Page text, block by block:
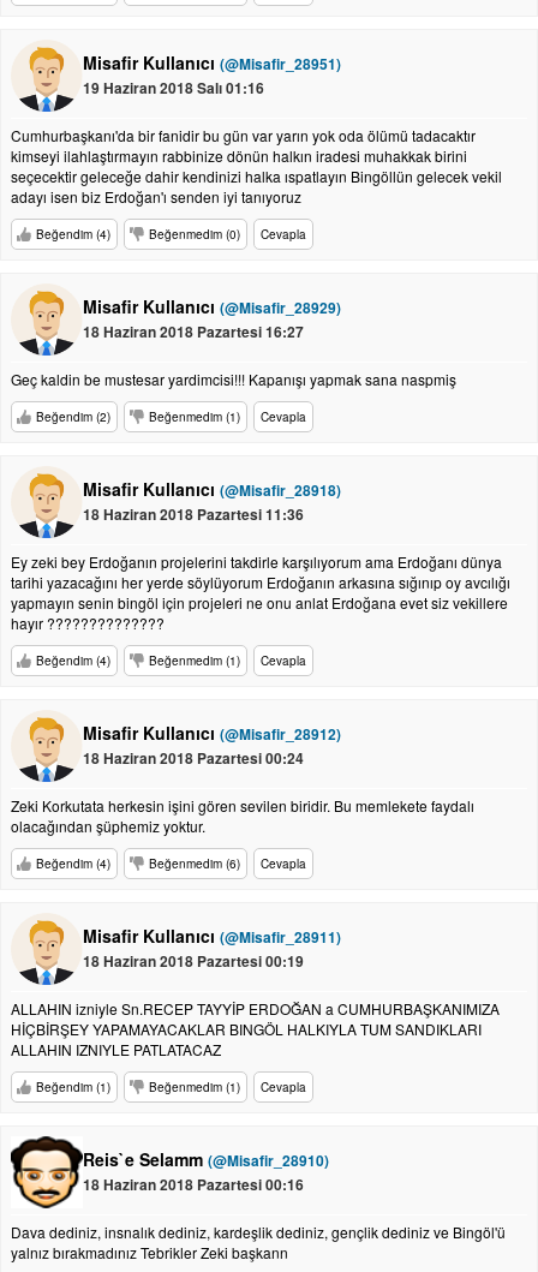
Misafir Kullanıcı (@Misafir_28951)
19 Haziran 2018 Salı 01:16
Cumhurbaşkanı'da bir fanidir bu gün var yarın yok oda ölümü tadacaktır
kimseyi ilahlaştırmayın rabbinize dönün halkın iradesi muhakkak birini
seçecektir geleceğe dahir kendinizi halka ıspatlayın Bingöllün gelecek vekil
adayı isen biz Erdoğan'ı senden iyi tanıyoruz
Beğendim (4) Beğenmedim (0) Cevapla
Misafir Kullanıcı (@Misafir_28929)
18 Haziran 2018 Pazartesi 16:27
Geç kaldin be mustesar yardimcisi!!! Kapanışı yapmak sana naspmiş
Beğendim (2) Beğenmedim (1) Cevapla
Misafir Kullanıcı (@Misafir_28918)
18 Haziran 2018 Pazartesi 11:36
Ey zeki bey Erdoğanın projelerini takdirle karşılıyorum ama Erdoğanı dünya
tarihi yazacağını her yerde söylüyorum Erdoğanın arkasına sığınıp oy avcılığı
yapmayın senin bingöl için projeleri ne onu anlat Erdoğana evet siz vekillere
hayır ??????????????
Beğendim (4) Beğenmedim (1) Cevapla
Misafir Kullanıcı (@Misafir_28912)
18 Haziran 2018 Pazartesi 00:24
Zeki Korkutata herkesin işini gören sevilen biridir. Bu memlekete faydalı
olacağından şüphemiz yoktur.
Beğendim (4) Beğenmedim (6) Cevapla
Misafir Kullanıcı (@Misafir_28911)
18 Haziran 2018 Pazartesi 00:19
ALLAHIN izniyle Sn.RECEP TAYYİP ERDOĞAN a CUMHURBAŞKANIMIZA
HİÇBİRŞEY YAPAMAYACAKLAR BINGÖL HALKIYLA TUM SANDIKLARI
ALLAHIN IZNIYLE PATLATACAZ
Beğendim (1) Beğenmedim (1) Cevapla
Reis`e Selamm (@Misafir_28910)
18 Haziran 2018 Pazartesi 00:16
Dava dediniz, insnalık dediniz, kardeşlik dediniz, gençlik dediniz ve Bingöl'ü
yalnız bırakmadınız Tebrikler Zeki başkann